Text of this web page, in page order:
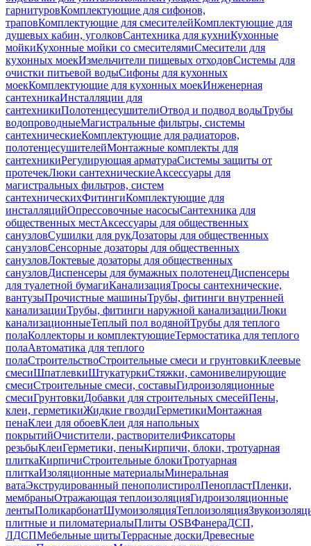
гарнитуровКомплектующие для сифонов,
траповКомплектующие для смесителейКомплектующие для
душевых кабин, уголковСантехника для кухниКухонные
мойкиКухонные мойки со смесителямиСмесители для
кухонных моекИзмельчители пищевых отходовСистемы для
очистки питьевой водыСифоны для кухонных
моекКомплектующие для кухонных моекИнженерная
сантехникаИнсталляции для
сантехникиПолотенцесушителиОтвод и подвод водыТрубы
водопроводныеМагистральные фильтры, системы
сантехническиеКомплектующие для радиаторов,
полотенцесушителейМонтажные комплекты для
сантехникиРегулирующая арматураСистемы защиты от
протечекЛюки сантехническиеАксессуары для
магистральных фильтров, систем
сантехническихФитингиКомплектующие для
инсталляцийОпрессовочные насосыСантехника для
общественных местАксессуары для общественных
санузловСушилки для рукДозаторы для общественных
санузловСенсорные дозаторы для общественных
санузловЛоктевые дозаторы для общественных
санузловДиспенсеры для бумажных полотенецДиспенсеры
для туалетной бумагиКанализацияТросы сантехнические,
вантузыПрочистные машиныТрубы, фитинги внутренней
канализацииТрубы, фитинги наружной канализацииЛюки
канализационныеТеплый пол водянойТрубы для теплого
полаКоллекторы и комплектующиеТермостатика для теплого
полаАвтоматика для теплого
полаСтроительствоСтроительные смеси и грунтовкиКлеевые
смесиШпатлевкиШтукатуркиСтяжки, самонивелирующие
смесиСтроительные смеси, составыГидроизоляционные
смесиГрунтовкиДобавки для строительных смесейПены,
клеи, герметикиЖидкие гвоздиГерметикиМонтажная
пенаКлеи для обоевКлеи для напольных
покрытийОчистители, растворителиФиксаторы
резьбыКлеиГерметики, пеныКирпичи, блоки, тротуарная
плиткаКирпичиСтроительные блокиТротуарная
плиткаИзоляционные материалыМинеральная
ватаЭкструдированный пенополистиролПенопластПленки,
мембраныОтражающая теплоизоляцияГидроизоляционные
лентыПоликарбонатШумоизоляцияТеплоизоляция
плитные и пиломатериалыПлиты OSBФанераДСП,
ЛДСПМебельные щитыТеррасные доскиДревесные